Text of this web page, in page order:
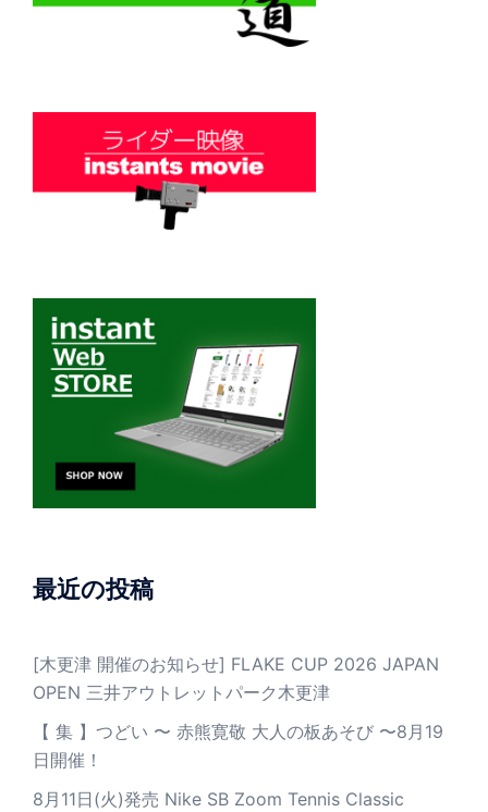
最近の投稿
[木更津 開催のお知らせ] FLAKE CUP 2026 JAPAN
OPEN 三井アウトレットパーク木更津
【 集 】つどい 〜 赤熊寛敬 大人の板あそび 〜8月19
日開催！
8月11日(火)発売 Nike SB Zoom Tennis Classic